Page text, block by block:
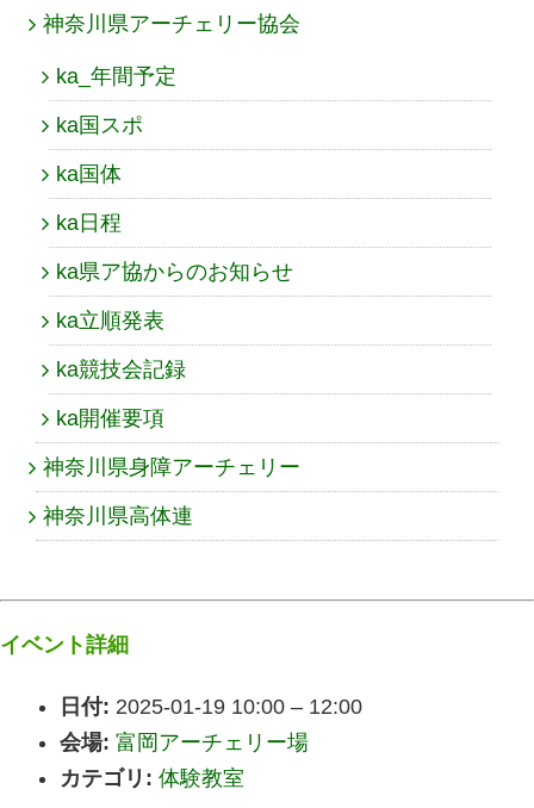
神奈川県アーチェリー協会
ka_年間予定
ka国スポ
ka国体
ka日程
ka県ア協からのお知らせ
ka立順発表
ka競技会記録
ka開催要項
神奈川県身障アーチェリー
神奈川県高体連
イベント詳細
日付: 2025-01-19 10:00 – 12:00
会場: 富岡アーチェリー場
カテゴリ: 体験教室